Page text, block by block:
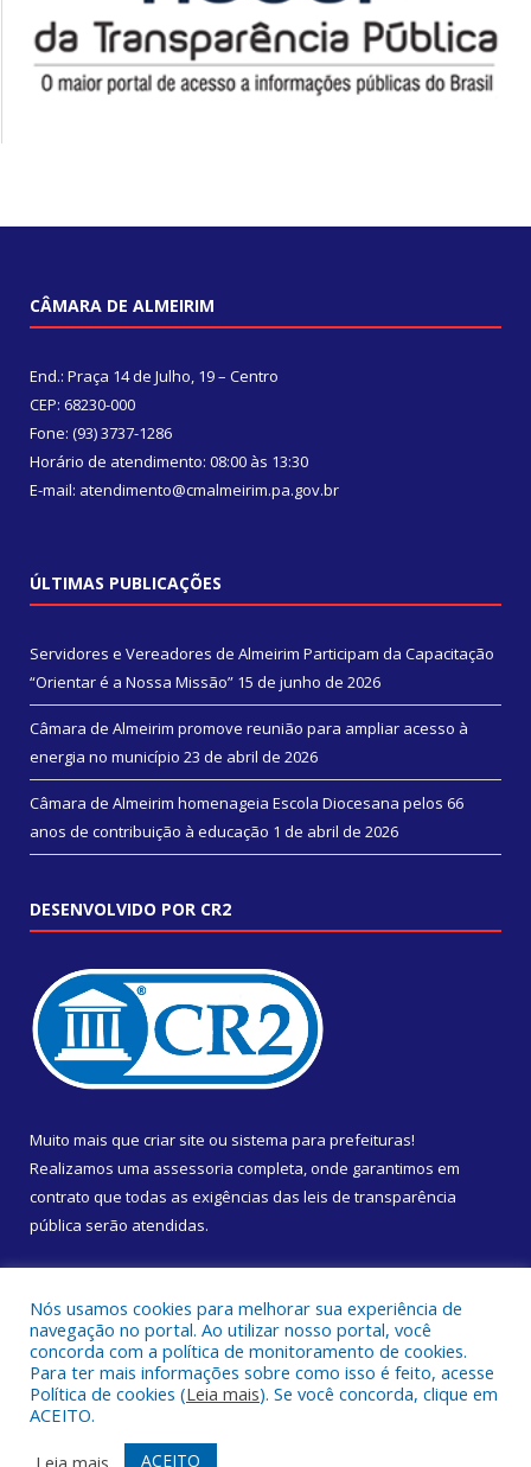
CÂMARA DE ALMEIRIM
End.: Praça 14 de Julho, 19 – Centro
CEP: 68230-000
Fone: (93) 3737-1286
Horário de atendimento: 08:00 às 13:30
E-mail: atendimento@cmalmeirim.pa.gov.br
ÚLTIMAS PUBLICAÇÕES
Servidores e Vereadores de Almeirim Participam da Capacitação
“Orientar é a Nossa Missão” 15 de junho de 2026
Câmara de Almeirim promove reunião para ampliar acesso à
energia no município 23 de abril de 2026
Câmara de Almeirim homenageia Escola Diocesana pelos 66
anos de contribuição à educação 1 de abril de 2026
DESENVOLVIDO POR CR2
Muito mais que criar site ou sistema para prefeituras!
Realizamos uma assessoria completa, onde garantimos em
contrato que todas as exigências das leis de transparência
pública serão atendidas.
Todos os direitos reservados a Câmara Municipal de Almeirim.
Mapa do Site Acessar Área Administrativa
Nós usamos cookies para melhorar sua experiência de
navegação no portal. Ao utilizar nosso portal, você
concorda com a política de monitoramento de cookies.
Para ter mais informações sobre como isso é feito, acesse
Política de cookies (Leia mais). Se você concorda, clique em
ACEITO.
Leia mais
ACEITO